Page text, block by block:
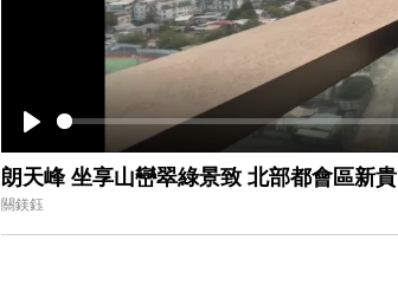
朗天峰 坐享山巒翠綠景致 北部都會區新貴
關鎂鈺